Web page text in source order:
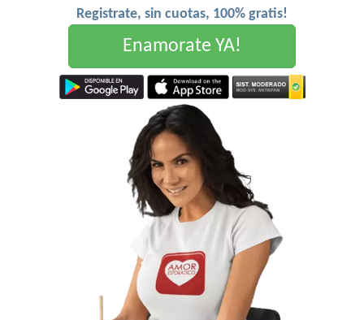
Registrate, sin cuotas, 100% gratis!
Enamorate YA!